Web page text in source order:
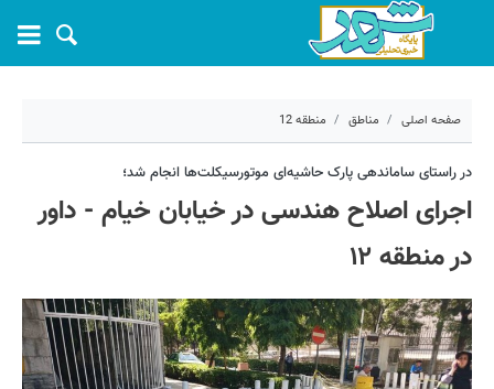
صفحه اصلی مناطق منطقه 12
۱۳ خرداد ۱۴۰۴ - ۰۶:۲۴
کد مطلب: 69106
در راستای ساماندهی پارک حاشیه‌ای موتورسیکلت‌ها انجام شد؛
اجرای اصلاح هندسی در خیابان خیام - داور
در منطقه ۱۲